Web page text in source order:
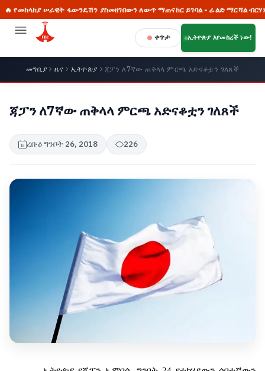
ሠራዊት ፋውንዴሽን ያስመዘገበውን ለውጥ ማጠናከር ይገባል - ፊልድ ማርሻል ብርሃኑ ጁላ
ቀጥታ ኢትዮጵያ እየመከረች ነው!
መግቢያ ዜና ኢትዮጵያ ጃፓን ለ7ኛው ጠቅላላ ምርጫ አድናቆቷን ገለጸች
ጃፓን ለ7ኛው ጠቅላላ ምርጫ አድናቆቷን ገለጸች
ረቡዕ ግንቦት 26, 2018 226